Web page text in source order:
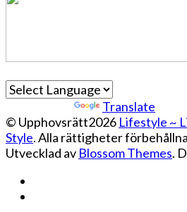
Translate
© Upphovsrätt2026 Lifestyle ~
Style. Alla rättigheter
Utvecklad av Blossom Themes.